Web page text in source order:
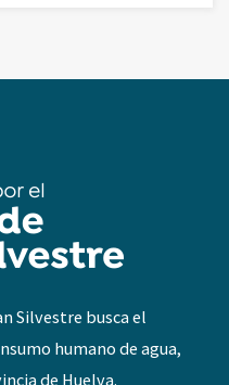
Silvestre busca el
humano de agua,
de Huelva.